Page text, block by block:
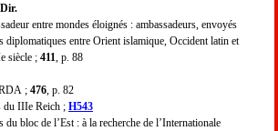
entre mondes éloignés : ambassadeurs, envoyés
diplomatiques entre Orient islamique, Occident latin et
siècle ; 411 , p. 88
; 476 , p. 82
du IIIe Reich ; H543
bloc de l’Est : à la recherche de l’Internationale